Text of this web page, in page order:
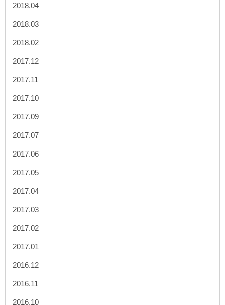
2018.04
2018.03
2018.02
2017.12
2017.11
2017.10
2017.09
2017.07
2017.06
2017.05
2017.04
2017.03
2017.02
2017.01
2016.12
2016.11
2016.10